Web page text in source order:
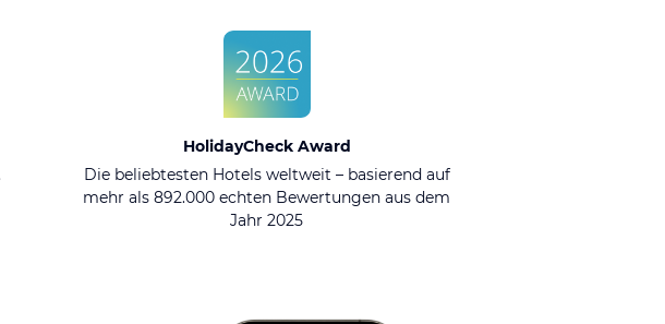
HolidayCheck Award
Die beliebtesten Hotels weltweit – basierend auf
mehr als 892.000 echten Bewertungen aus dem
Jahr 2025